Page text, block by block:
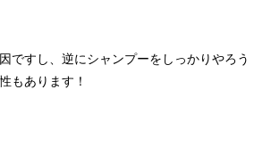
ですし、逆にシャンプーをしっかりやろう
もあります！